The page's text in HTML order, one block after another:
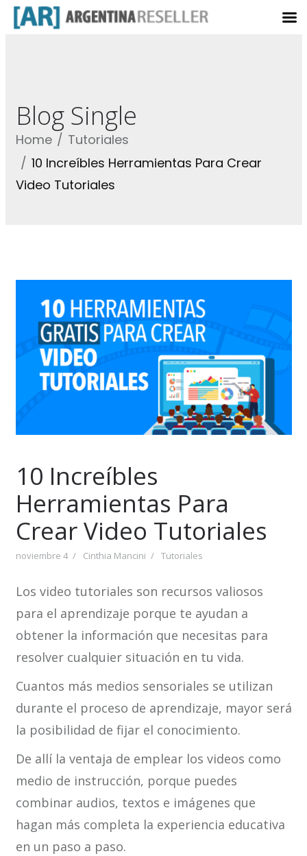
Blog Single
Home
Tutoriales
10 Increíbles Herramientas Para Crear
Video Tutoriales
10 Increíbles
Herramientas Para
Crear Video Tutoriales
noviembre 4 Cinthia Mancini Tutoriales
Los video tutoriales son recursos valiosos
para el aprendizaje porque te ayudan a
obtener la información que necesitas para
resolver cualquier situación en tu vida.
Cuantos más medios sensoriales se utilizan
durante el proceso de aprendizaje, mayor será
la posibilidad de fijar el conocimiento.
De allí la ventaja de emplear los videos como
medio de instrucción, porque puedes
combinar audios, textos e imágenes que
hagan más completa la experiencia educativa
en un paso a paso.